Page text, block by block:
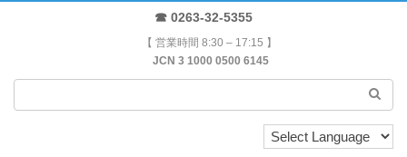
☎ 0263-32-5355
【 営業時間 8:30 – 17:15 】
JCN 3 1000 0500 6145